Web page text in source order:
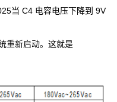
当 C4 电容电压下降到 9V
重新启动。这就是